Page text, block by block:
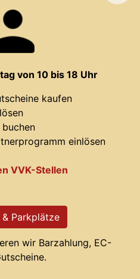
von 10 bis 18 Uhr
kaufen
einlösen
VVK-Stellen
Parkplätze
wir Barzahlung, EC-